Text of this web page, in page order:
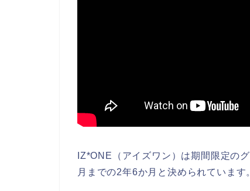
IZ*ONE（アイズワン）は期間限定の
月までの2年6か月と決められています